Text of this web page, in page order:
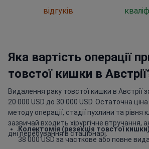
відгуків
Яка вартість операції
товстої кишки в
Видалення раку товстої кишки в Австрії
20 000 USD до 30 000 USD. Остаточна
методу операції, стадії пухлини та рівня
зазвичай входить хірургічне втручання,
дні перебування в стаціонарі.
Колектомія (резекція товстої
38 000 USD за часткове або повне